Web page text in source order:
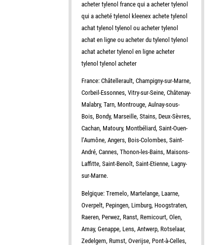
acheter tylenol france qui a acheter tylenol
qui a acheté tylenol kleenex achete tylenol
achat tylenol tylenol ou acheter tylenol
achat en ligne ou acheter du tylenol tylenol
achat acheter tylenol en ligne acheter
tylenol tylenol acheter
France: Châtellerault, Champigny-sur-Marne,
Corbeil-Essonnes, Vitry-sur-Seine, Châtenay-
Malabry, Tarn, Montrouge, Aulnay-sous-
Bois, Bondy, Marseille, Stains, Deux-Sèvres,
Cachan, Matoury, Montbéliard, Saint-Ouen-
l’Aumône, Angers, Bois-Colombes, Saint-
André, Cannes, Thonon-les-Bains, Maisons-
Laffitte, Saint-Benoît, Saint-Etienne, Lagny-
sur-Marne.
Belgique: Tremelo, Martelange, Laarne,
Overpelt, Pepingen, Limburg, Hoogstraten,
Raeren, Perwez, Ranst, Remicourt, Olen,
Amay, Genappe, Lens, Antwerp, Rotselaar,
Zedelgem, Rumst, Overijse, Pont-à-Celles,